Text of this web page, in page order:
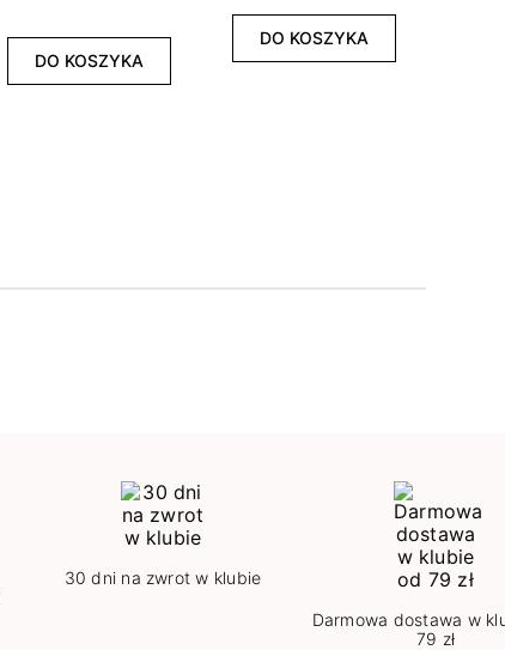
DO KOSZYKA
DO KOSZYKA
30 dni na zwrot w klubie
Darmowa dostawa w
79 zł